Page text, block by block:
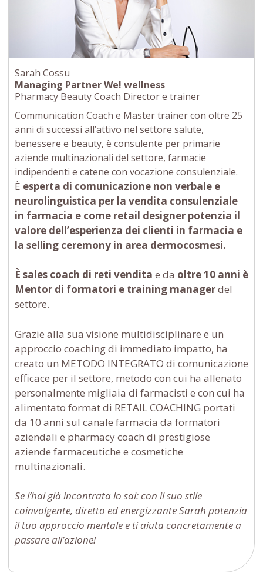
Sarah Cossu
Managing Partner We! wellness
Pharmacy Beauty Coach Director e trainer
Communication Coach e Master trainer con oltre 25
anni di successi all’attivo nel settore salute,
benessere e beauty, è consulente per primarie
aziende multinazionali del settore, farmacie
indipendenti e catene con vocazione consulenziale.
È esperta di comunicazione non verbale e
neurolinguistica per la vendita consulenziale
in farmacia e come retail designer potenzia il
valore dell’esperienza dei clienti in farmacia e
la selling ceremony in area dermocosmesi.
È sales coach di reti vendita e da oltre 10 anni è
Mentor di formatori e training managerdel
settore.
Grazie alla sua visione multidisciplinare e un
approccio coaching di immediato impatto, ha
creato un METODO INTEGRATO di comunicazione
efficace per il settore, metodo con cui ha allenato
personalmente migliaia di farmacisti e con cui ha
alimentato format di RETAIL COACHING portati
da 10 anni sul canale farmacia da formatori
aziendali e pharmacy coach di prestigiose
aziende farmaceutiche e cosmetiche
multinazionali.
Se l’hai già incontrata lo sai: con il suo stile
coinvolgente, diretto ed energizzante Sarah potenzia
il tuo approccio mentale e ti aiuta concretamente a
passare all’azione!